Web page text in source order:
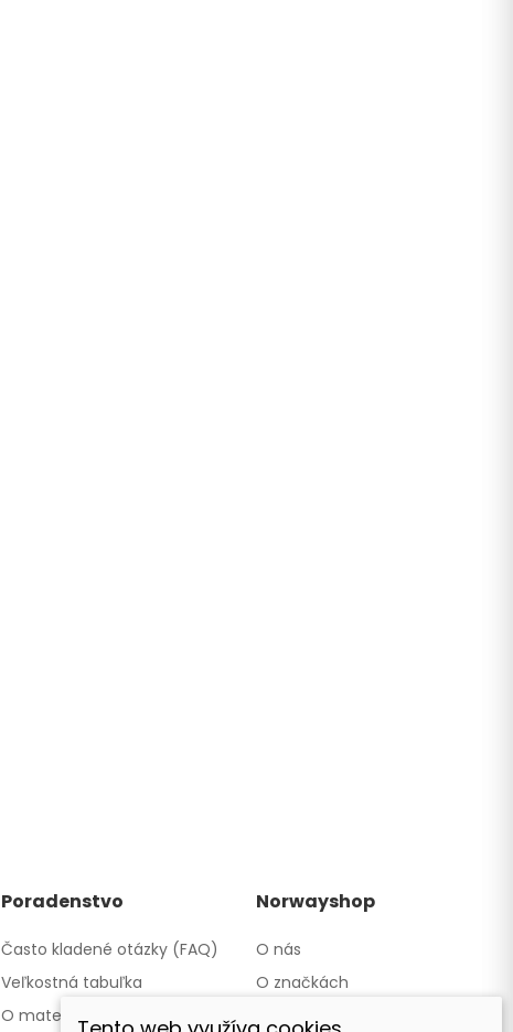
Poradenstvo
Často kladené otázky (FAQ)
Veľkostná tabuľka
O materiáloch
Norwayshop
O nás
O značkách
Kontakty a obchody